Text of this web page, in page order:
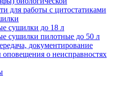
для работы с цитостатиками
сушилки до 18 л
сушилки пилотные до 50 л
документирование
о неисправностях